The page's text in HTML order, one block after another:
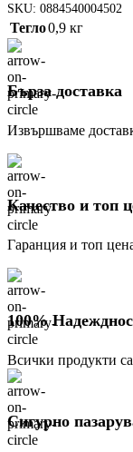
SKU: 0884540004502
Тегло0,9 кг
Бърза доставка
Извършваме
Качество и топ
Гаранция и топ
100%
Всички продукти
Сигурно